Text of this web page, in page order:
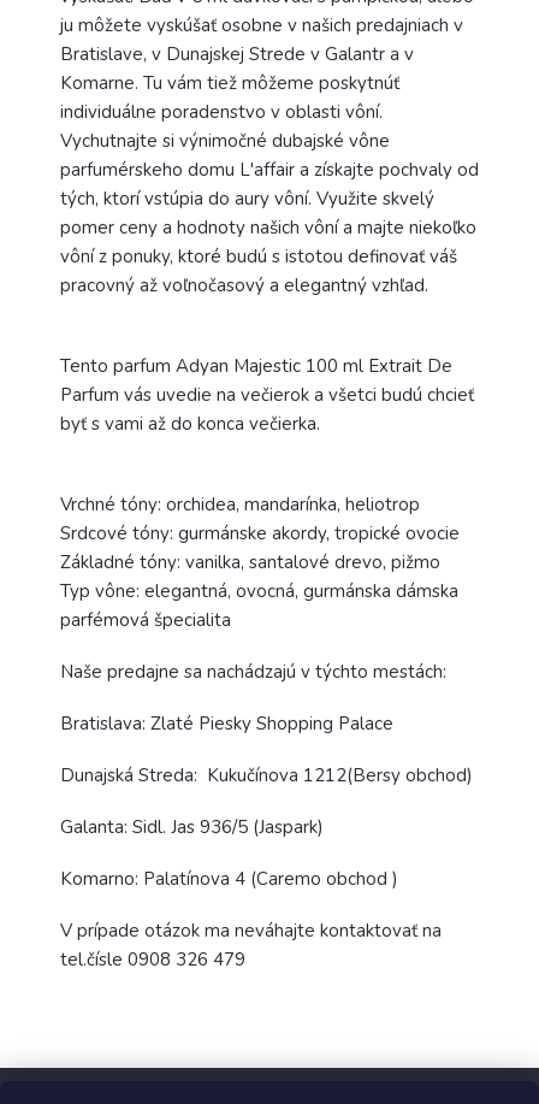
ju môžete vyskúšať osobne v našich predajniach v
Bratislave, v Dunajskej Strede v Galantr a v
Komarne. Tu vám tiež môžeme poskytnúť
individuálne poradenstvo v oblasti vôní.
Vychutnajte si výnimočné dubajské vône
parfumérskeho domu L'affair a získajte pochvaly od
tých, ktorí vstúpia do aury vôní. Využite skvelý
pomer ceny a hodnoty našich vôní a majte niekoľko
vôní z ponuky, ktoré budú s istotou definovať váš
pracovný až voľnočasový a elegantný vzhľad.
Tento parfum Adyan Majestic 100 ml Extrait De
Parfum vás uvedie na večierok a všetci budú chcieť
byť s vami až do konca večierka.
Vrchné tóny: orchidea, mandarínka, heliotrop
Srdcové tóny: gurmánske akordy, tropické ovocie
Základné tóny: vanilka, santalové drevo, pižmo
Typ vône: elegantná, ovocná, gurmánska dámska
parfémová špecialita
Naše predajne sa nachádzajú v týchto mestách:
Bratislava: Zlaté Piesky Shopping Palace
Dunajská Streda: Kukučínova 1212(Bersy obchod)
Galanta: Sidl. Jas 936/5 (Jaspark)
Komarno: Palatínova 4 (Caremo obchod )
V prípade otázok ma neváhajte kontaktovať na
tel.čísle 0908 326 479